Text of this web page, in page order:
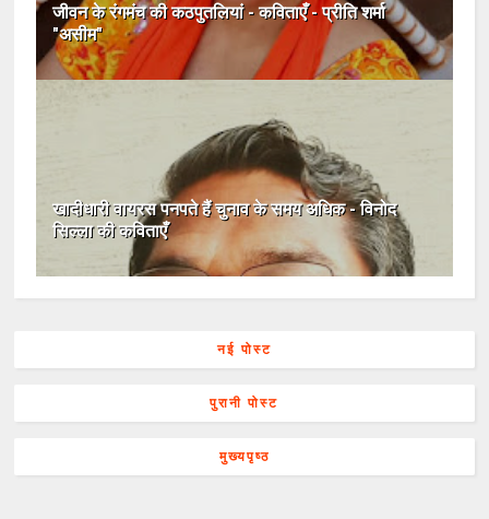
जीवन के रंगमंच की कठपुतलियां - कविताएँ - प्रीति शर्मा
"असीम"
खादीधारी वायरस पनपते हैं चुनाव के समय अधिक - विनोद
सिल्ला की कविताएँ
नई पोस्ट
पुरानी पोस्ट
मुख्यपृष्ठ